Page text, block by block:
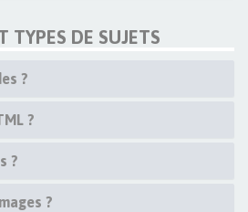
TYPES DE SUJETS
?
?
?
?